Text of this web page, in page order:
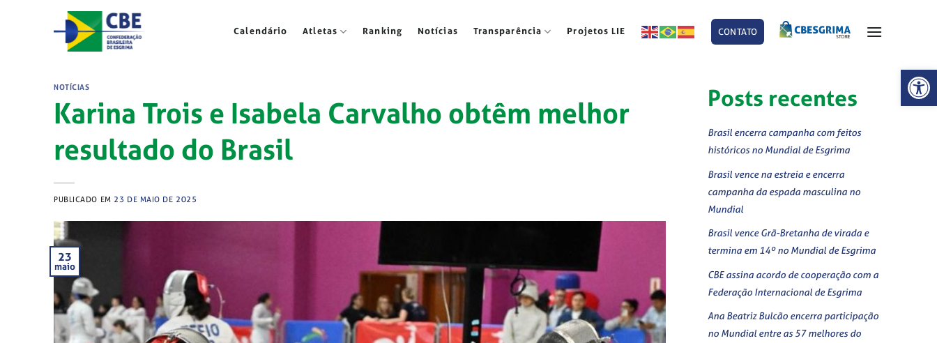
Abrir
Calendário Atletas Ranking Notícias Transparência Projetos LIE CONTATO
NOTÍCIAS
Karina Trois e Isabela Carvalho obtêm melhor
resultado do Brasil
PUBLICADO EM 23 DE MAIO DE 2025
23
maio
Posts recentes
Brasil encerra campanha com feitos
históricos no Mundial de Esgrima
Brasil vence na estreia e encerra
campanha da espada masculina no
Mundial
Brasil vence Grã-Bretanha de virada e
termina em 14º no Mundial de Esgrima
CBE assina acordo de cooperação com a
Federação Internacional de Esgrima
Ana Beatriz Bulcão encerra participação
no Mundial entre as 57 melhores do